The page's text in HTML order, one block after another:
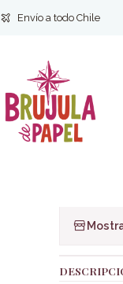
Envío a todo Chile
Manualidades
Cantidad